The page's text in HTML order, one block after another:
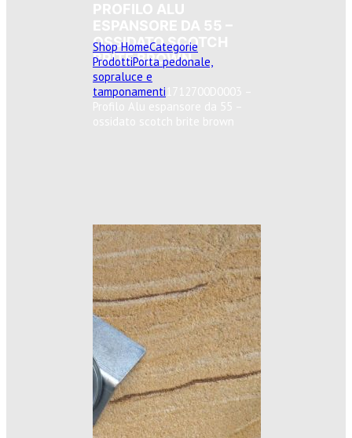
OSSIDATO SCOTCH
BRITE BROWN
Shop HomeCategorie
ProdottiPorta pedonale,
sopraluce e
tamponamenti